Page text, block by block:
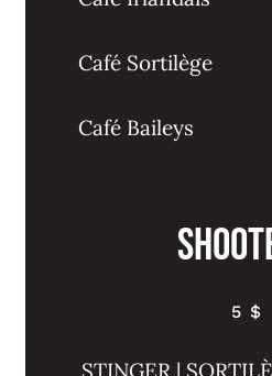
Café Sortilège
Café Baileys
5 $
STINGER |